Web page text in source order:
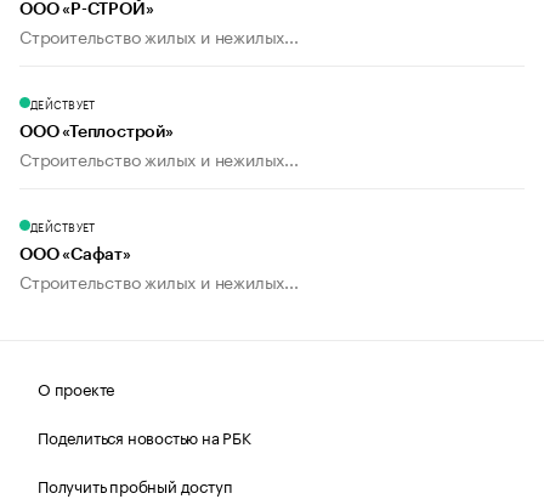
ООО «Р-СТРОЙ»
Строительство жилых и нежилых...
ДЕЙСТВУЕТ
ООО «Теплострой»
Строительство жилых и нежилых...
ДЕЙСТВУЕТ
ООО «Сафат»
Строительство жилых и нежилых...
О проекте
Поделиться новостью на РБК
Получить пробный доступ